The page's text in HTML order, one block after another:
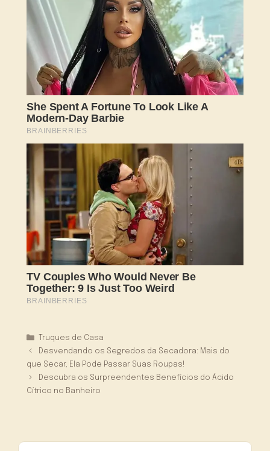
Categorias
Truques de Casa
Desvendando os Segredos da Secadora: Mais do
que Secar, Ela Pode Passar Suas Roupas!
Descubra os Surpreendentes Benefícios do Ácido
Cítrico no Banheiro